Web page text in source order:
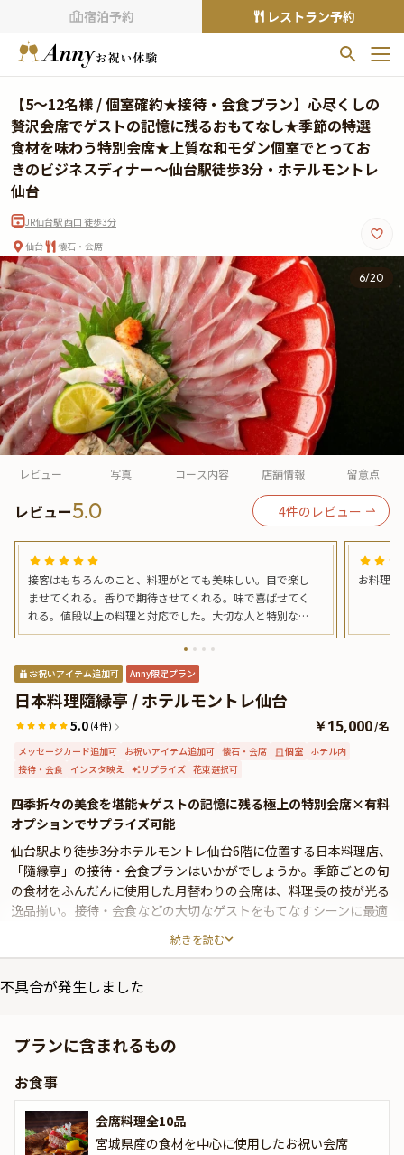
宿泊予約 レストラン予約
お気に入りプラン
お気に入りの登録がありません
プランの をクリックすることで
お気に入りに追加できます。
閲覧履歴
過去に見たお店が最大10件まで表示されます。
10件を超えると、古いものから順に削除されます。
TOP
Annyお祝い体験について
Annyお祝いアイテムについて
よくあるご質問
お問い合わせ
【5〜12名様 / 個室確約★接待・会食プラン】心尽くしの
贅沢会席でゲストの記憶に残るおもてなし★季節の特選
食材を味わう特別会席★上質な和モダン個室でとってお
きのビジネスディナー〜仙台駅徒歩3分・ホテルモントレ
仙台
JR仙台駅 西口 徒歩3分
仙台
懐石・会席
6/20
レビュー 写真 コース内容 店舗情報 留意点
レビュー5.0 4件のレビュー
接客はもちろんのこと、料理がとても美味しい。目で楽し
ませてくれる。香りで期待させてくれる。味で喜ばせてく
れる。値段以上の料理と対応でした。大切な人と特別な時
間を過ごすには最高のお店です。
お料理
お祝いアイテム追加可 Anny限定プラン
日本料理隨縁亭 / ホテルモントレ仙台
5.0 (4件) ￥15,000/名
メッセージカード追加可 お祝いアイテム追加可 懐石・会席 個室 ホテル内
接待・会食 インスタ映え サプライズ 花束選択可
四季折々の美食を堪能★ゲストの記憶に残る極上の特別会席×有料
オプションでサプライズ可能
仙台駅より徒歩3分ホテルモントレ仙台6階に位置する日本料理店、
「隨縁亭」の接待・会食プランはいかがでしょうか。季節ごとの旬
の食材をふんだんに使用した月替わりの会席は、料理長の技が光る
逸品揃い。接待・会食などの大切なゲストをもてなすシーンに最適
することなくお寛ぎいただけます。本プランでお召し上がりいただ
す。ここでしか味わえない逸品が、とっておきのビジネスディナー
目にも美しく、記憶に残る美食体験になること間違いありません。
さらに本プランでは、有料オプションで、ゲストへのサプライズに
ぴったりなギフト・カスタマイズ可能なメッセージカードなどをお
続きを読む
不具合が発生しました
プランに含まれるもの
お食事
会席料理全10品
宮城県産の食材を中心に使用したお祝い会席